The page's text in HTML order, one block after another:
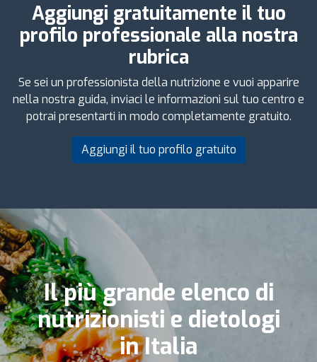
Aggiungi gratuitamente il tuo
profilo professionale alla nostra
rubrica
Se sei un professionista della nutrizione e vuoi apparire
nella nostra guida, inviaci le informazioni sul tuo centro e
potrai presentarti in modo completamente gratuito.
Aggiungi il tuo profilo gratuito
Il più grande elenco di
nutrizionisti e dietologi
in Italia